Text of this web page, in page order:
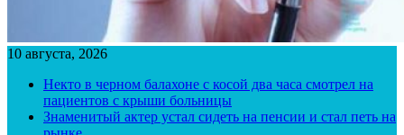
10 августа, 2026
Некто в черном балахоне с косой два часа смотрел на
пациентов с крыши больницы
Знаменитый актер устал сидеть на пенсии и стал петь на